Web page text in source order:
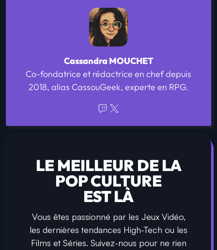
Cassandra MOUCHET
Co-fondatrice et rédactrice en chef depuis
2018, alias CassouGeek, experte en RPG.
LE MEILLEUR DE LA
POP CULTURE
EST LÀ
Vous êtes passionné par les Jeux Vidéo,
les dernières tendances High-Tech ou les
Films et Séries. Suivez-nous pour ne rien